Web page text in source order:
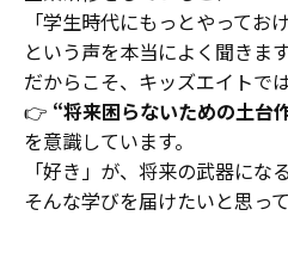
「学生時代にもっとやってお
という声を本当によく聞きます
だからこそ、キッズエイトで
👉 “将来困らないための土台
を意識しています。
「好き」が、将来の武器になる
そんな学びを届けたいと思って